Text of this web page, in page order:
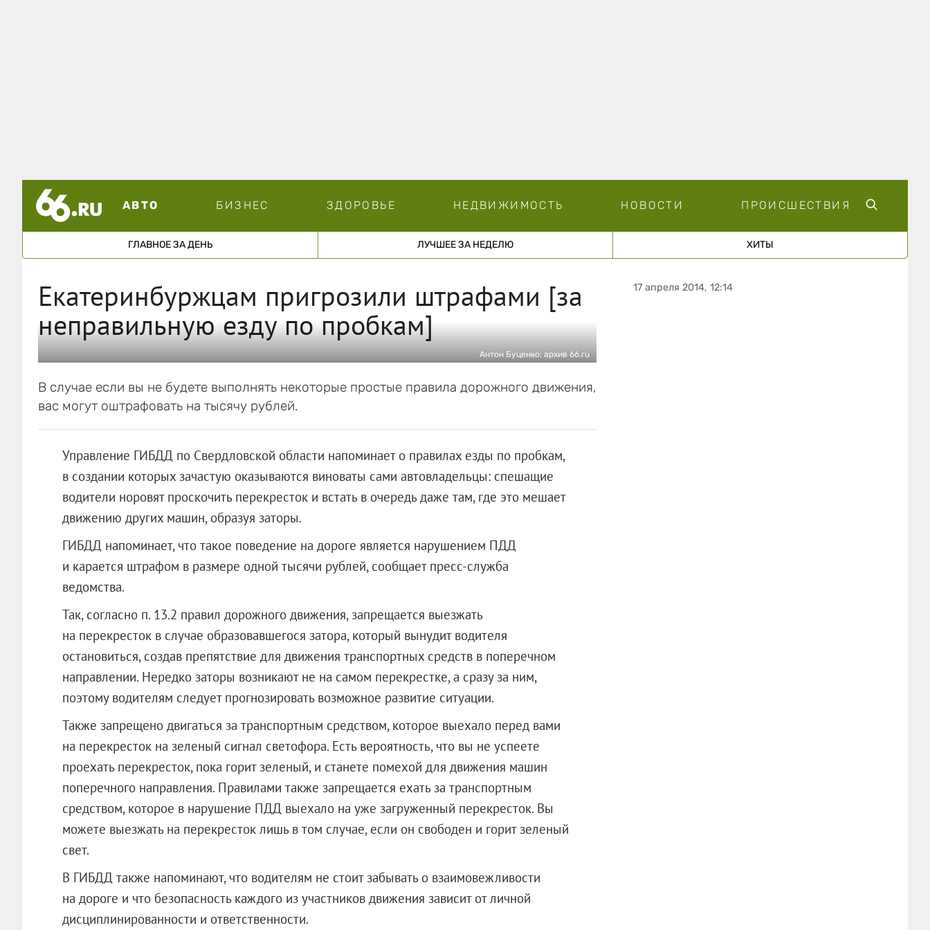
АВТО БИЗНЕС ЗДОРОВЬЕ НЕДВИЖИМОСТЬ НОВОСТИ ПРОИСШЕСТВИЯ
ГЛАВНОЕ ЗА ДЕНЬ ЛУЧШЕЕ ЗА НЕДЕЛЮ ХИТЫ
Екатеринбуржцам пригрозили штрафами [за
неправильную езду по пробкам]
Антон Буценко; архив 66.ru
В случае если вы не будете выполнять некоторые простые правила дорожного движения,
вас могут оштрафовать на тысячу рублей.
Управление ГИБДД по Свердловской области напоминает о правилах езды по пробкам,
в создании которых зачастую оказываются виноваты сами автовладельцы: спешащие
водители норовят проскочить перекресток и встать в очередь даже там, где это мешает
движению других машин, образуя заторы.
ГИБДД напоминает, что такое поведение на дороге является нарушением ПДД
и карается штрафом в размере одной тысячи рублей, сообщает пресс-служба
ведомства.
Так, согласно п. 13.2 правил дорожного движения, запрещается выезжать
на перекресток в случае образовавшегося затора, который вынудит водителя
остановиться, создав препятствие для движения транспортных средств в поперечном
направлении. Нередко заторы возникают не на самом перекрестке, а сразу за ним,
поэтому водителям следует прогнозировать возможное развитие ситуации.
Также запрещено двигаться за транспортным средством, которое выехало перед вами
на перекресток на зеленый сигнал светофора. Есть вероятность, что вы не успеете
проехать перекресток, пока горит зеленый, и станете помехой для движения машин
поперечного направления. Правилами также запрещается ехать за транспортным
средством, которое в нарушение ПДД выехало на уже загруженный перекресток. Вы
можете выезжать на перекресток лишь в том случае, если он свободен и горит зеленый
свет.
В ГИБДД также напоминают, что водителям не стоит забывать о взаимовежливости
на дороге и что безопасность каждого из участников движения зависит от личной
дисциплинированности и ответственности.
17 апреля 2014, 12:14